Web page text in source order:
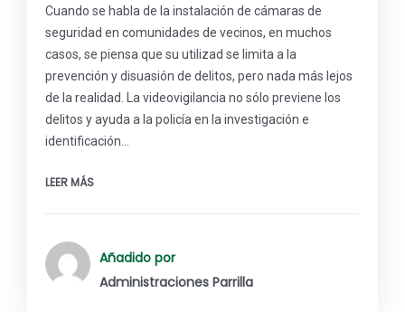
Cuando se habla de la instalación de cámaras de
seguridad en comunidades de vecinos, en muchos
casos, se piensa que su utilizad se limita a la
prevención y disuasión de delitos, pero nada más lejos
de la realidad. La videovigilancia no sólo previene los
delitos y ayuda a la policía en la investigación e
identificación…
LEER MÁS
Añadido por
Administraciones Parrilla